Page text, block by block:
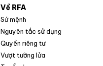
Về RFA
Sứ mệnh
Nguyên tắc sử dụng
Quyền riêng tư
Vượt tường lửa